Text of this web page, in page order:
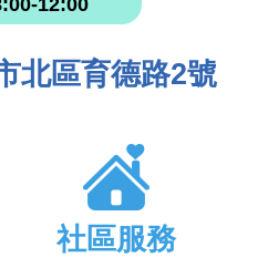
12:00
北區育德路2號
社區服務